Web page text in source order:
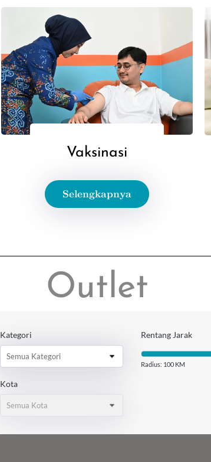
Vaksinasi
Selengkapnya
Outlet
Kategori
Semua Kategori
Rentang Jarak
Radius: 100 KM
Kota
Semua Kota